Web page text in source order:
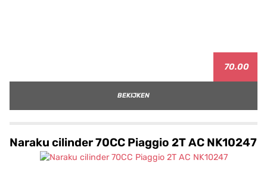
70.00
BEKIJKEN
Naraku cilinder 70CC Piaggio 2T AC NK10247